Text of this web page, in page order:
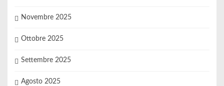
Novembre 2025
Ottobre 2025
Settembre 2025
Agosto 2025